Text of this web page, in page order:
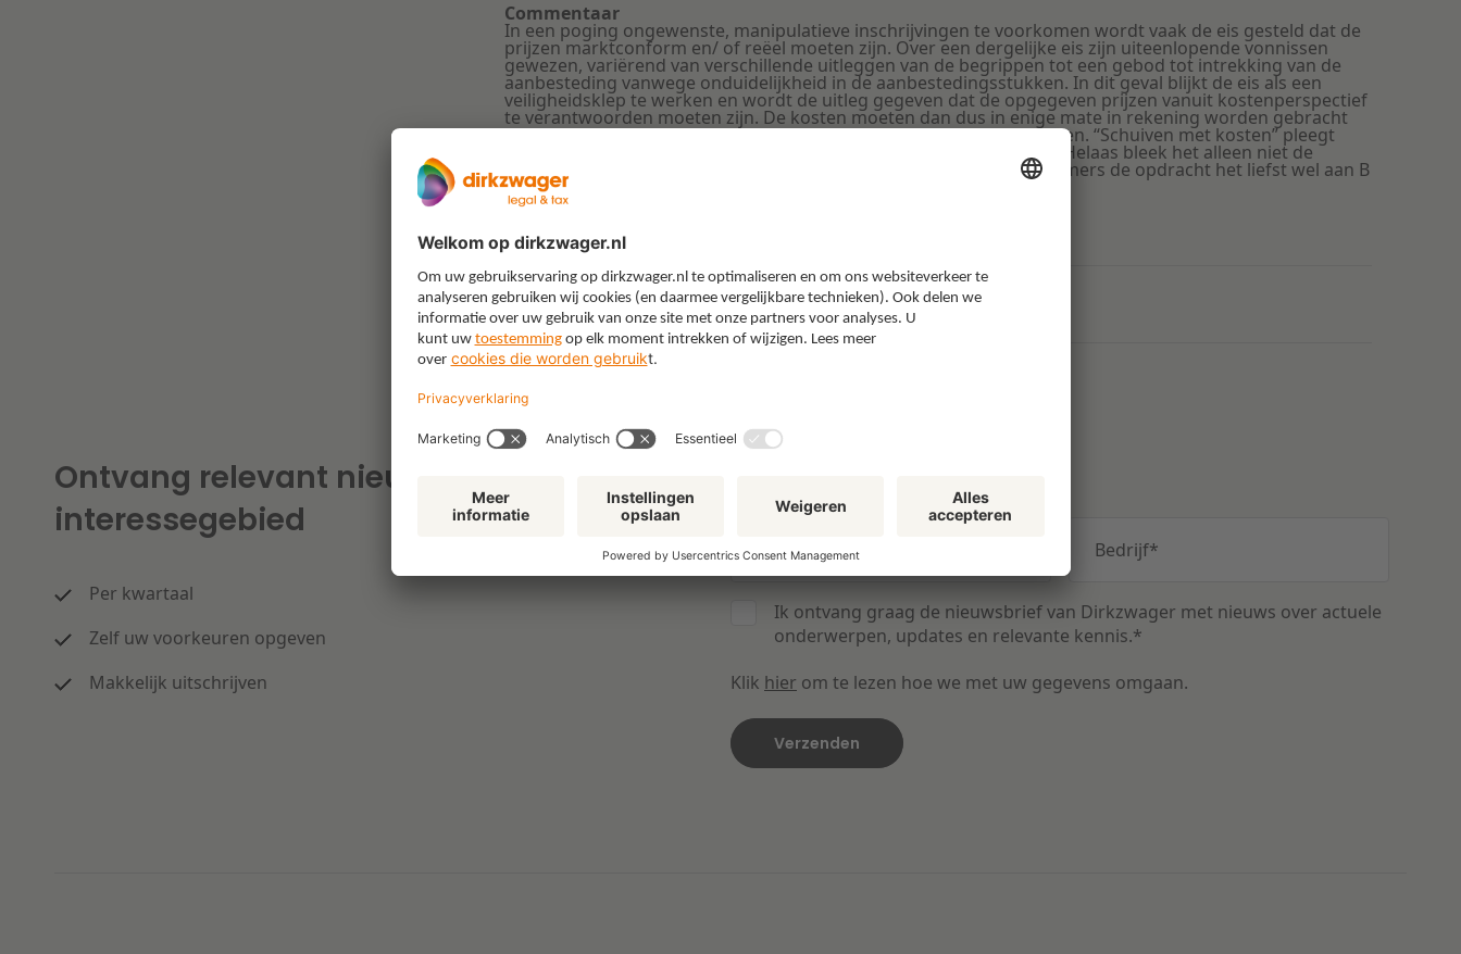
Commentaar
In een poging ongewenste, manipulatieve inschrijvingen te voorkomen wordt vaak de eis gesteld dat de
prijzen marktconform en/ of reëel moeten zijn. Over een dergelijke eis zijn uiteenlopende vonnissen
gewezen, variërend van verschillende uitleggen van de begrippen tot een gebod tot intrekking van de
aanbesteding vanwege onduidelijkheid in de aanbestedingsstukken. In dit geval blijkt de eis als een
veiligheidsklep te werken en wordt de uitleg gegeven dat de opgegeven prijzen vanuit kostenperspectief
te verantwoorden moeten zijn. De kosten moeten dan dus in enige mate in rekening worden gebracht
en bovendien onder de post/ het tarief waar deze kosten ook behoren. “Schuiven met kosten” pleegt
door een rechter (zoals ook in dit geval) te worden gesanctioneerd. Helaas bleek het alleen niet de
veiligheidsklep te zijn waar de gemeente op had gehoopt. Zij had immers de opdracht het liefst wel aan B
gegund.
Aanbestedings- en bouwrechtadvocaat
Gerelateerd
AANBESTEDING
Ontvang relevant nieuws op uw
interessegebied
Per kwartaal
Zelf uw voorkeuren opgeven
Makkelijk uitschrijven
E-mail* Bedrijf*
Ik ontvang graag de nieuwsbrief van Dirkzwager met nieuws over actuele
onderwerpen, updates en relevante kennis.*
Klik hier om te lezen hoe we met uw gegevens omgaan.